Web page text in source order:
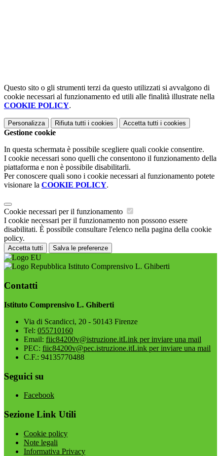
Questo sito o gli strumenti terzi da questo utilizzati si avvalgono di
cookie necessari al funzionamento ed utili alle finalità illustrate nella
COOKIE POLICY.
Personalizza Rifiuta tutti i cookies Accetta tutti i cookies
Gestione cookie
In questa schermata è possibile scegliere quali cookie consentire.
I cookie necessari sono quelli che consentono il funzionamento della
piattaforma e non è possibile disabilitarli.
Per conoscere quali sono i cookie necessari al funzionamento potete
visionare la COOKIE POLICY.
Cookie necessari per il funzionamento
I cookie necessari per il funzionamento non possono essere
disabilitati. È possibile consultare l'elenco nella pagina della cookie
policy.
Accetta tutti Salva le preferenze
Istituto Comprensivo L. Ghiberti
Contatti
Istituto Comprensivo L. Ghiberti
Via di Scandicci, 20 - 50143 Firenze
Tel: 055710160
Email: fiic84200v@istruzione.itLink per inviare una mail
PEC: fiic84200v@pec.istruzione.itLink per inviare una mail
C.F.: 94135770488
Seguici su
Facebook
Sezione Link Utili
Cookie policy
Note legali
Informativa Privacy